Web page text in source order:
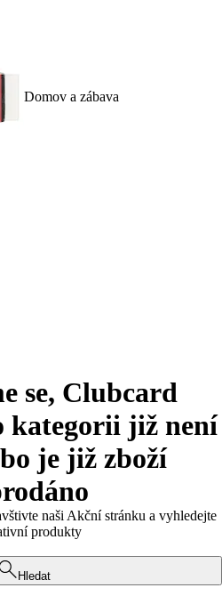
Domov a zábava
se, Clubcard
kategorii již není
je již zboží
naši Akční stránku a vyhledejte
produkty
Hledat